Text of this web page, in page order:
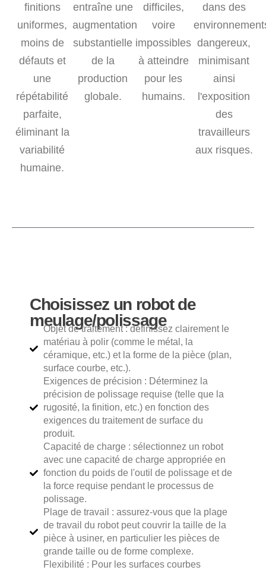
finitions
uniformes,
moins de
défauts et
une
répétabilité
parfaite,
éliminant la
variabilité
humaine.
entraîne une
augmentation
substantielle
de la
production
globale.
difficiles,
voire
impossibles
à atteindre
pour les
humains.
dans des
dangereux,
minimisant
ainsi
l'exposition
des
travailleurs
aux risques.
Choisissez un robot de
meulage/polissage
Objet de traitement : définissez clairement le
matériau à polir (comme le métal, la
céramique, etc.) et la forme de la pièce (plan,
surface courbe, etc.).
Exigences de précision : Déterminez la
précision de polissage requise (telle que la
rugosité, la finition, etc.) en fonction des
exigences du traitement de surface du
produit.
Capacité de charge : sélectionnez un robot
avec une capacité de charge appropriée en
fonction du poids de l'outil de polissage et de
la force requise pendant le processus de
polissage.
Plage de travail : assurez-vous que la plage
de travail du robot peut couvrir la taille de la
pièce à usiner, en particulier les pièces de
grande taille ou de forme complexe.
Flexibilité : Pour les surfaces courbes